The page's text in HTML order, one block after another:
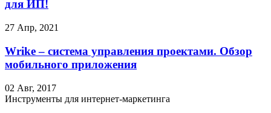
для ИП!
27 Апр, 2021
Wrike – система управления проектами. Обзор
мобильного приложения
02 Авг, 2017
Инструменты для интернет-маркетинга